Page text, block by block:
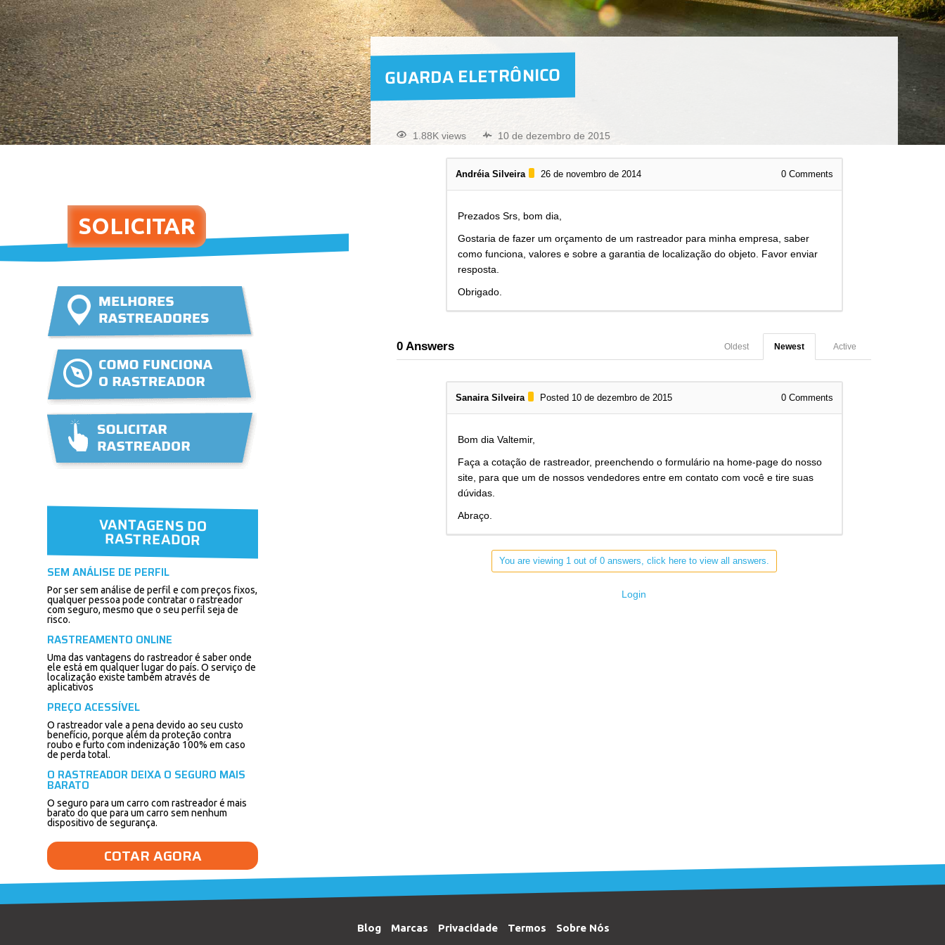
GUARDA ELETRÔNICO
1.88K views 10 de dezembro de 2015
Andréia Silveira 26 de novembro de 2014 0 Comments
Prezados Srs, bom dia,
Gostaria de fazer um orçamento de um rastreador para minha empresa, saber
como funciona, valores e sobre a garantia de localização do objeto. Favor enviar
resposta.
Obrigado.
0 Answers Active
Newest
Oldest
Sanaira Silveira Posted 10 de dezembro de 2015 0 Comments
Bom dia Valtemir,
Faça a cotação de rastreador, preenchendo o formulário na home-page do nosso
site, para que um de nossos vendedores entre em contato com você e tire suas
dúvidas.
Abraço.
You are viewing 1 out of 0 answers, click here to view all answers.
Login
VANTAGENS DO
RASTREADOR
SEM ANÁLISE DE PERFIL
Por ser sem análise de perfil e com preços fixos,
qualquer pessoa pode contratar o rastreador
com seguro, mesmo que o seu perfil seja de
risco.
RASTREAMENTO ONLINE
Uma das vantagens do rastreador é saber onde
ele está em qualquer lugar do país. O serviço de
localização existe também através de
aplicativos
PREÇO ACESSÍVEL
O rastreador vale a pena devido ao seu custo
benefício, porque além da proteção contra
roubo e furto com indenização 100% em caso
de perda total.
O RASTREADOR DEIXA O SEGURO MAIS
BARATO
O seguro para um carro com rastreador é mais
barato do que para um carro sem nenhum
dispositivo de segurança.
COTAR AGORA
Blog Marcas Privacidade Termos Sobre Nós